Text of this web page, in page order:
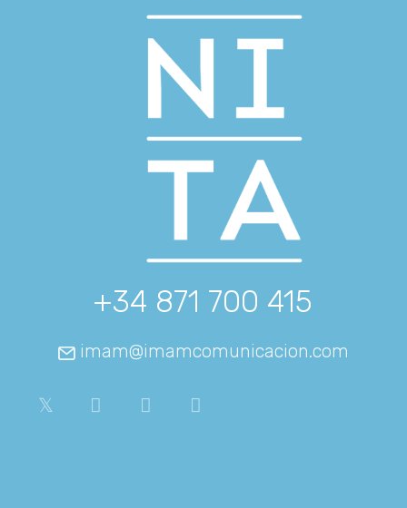
+34 871 700 415
imam@imamcomunicacion.com